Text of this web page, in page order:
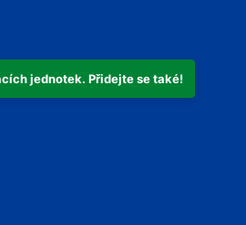
jednotek. Přidejte se také!